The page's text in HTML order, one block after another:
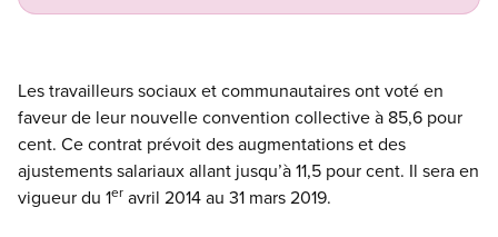
Les travailleurs sociaux et communautaires ont voté en
faveur de leur nouvelle convention collective à 85,6 pour
cent. Ce contrat prévoit des augmentations et des
ajustements salariaux allant jusqu’à 11,5 pour cent. Il sera en
vigueur du 1er avril 2014 au 31 mars 2019.